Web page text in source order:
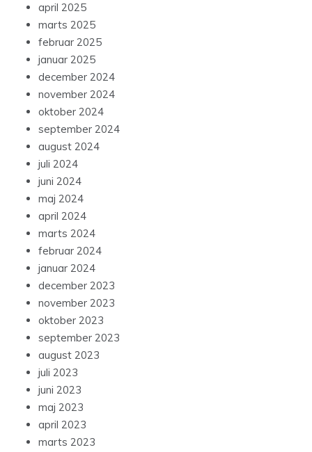
april 2025
marts 2025
februar 2025
januar 2025
december 2024
november 2024
oktober 2024
september 2024
august 2024
juli 2024
juni 2024
maj 2024
april 2024
marts 2024
februar 2024
januar 2024
december 2023
november 2023
oktober 2023
september 2023
august 2023
juli 2023
juni 2023
maj 2023
april 2023
marts 2023